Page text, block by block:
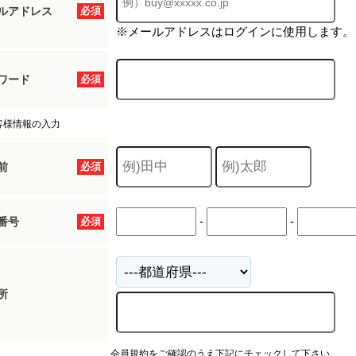
必須
アドレス
※メールアドレスはログインに使用します。
必須
ード
様情報の入力
必須
必須
号 - -
会員規約をご確認のうえ下記にチェックして下さい。